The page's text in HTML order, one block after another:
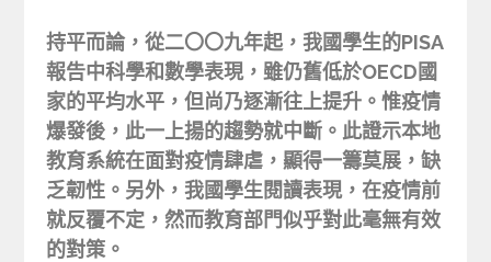
持平而論，從二〇〇九年起，我國學生的PISA
報告中科學和數學表現，雖仍舊低於OECD國
家的平均水平，但尚乃逐漸往上提升。惟疫情
爆發後，此一上揚的趨勢就中斷。此證示本地
教育系統在面對疫情肆虐，顯得一籌莫展，缺
乏韌性。另外，我國學生閱讀表現，在疫情前
就反覆不定，然而教育部門似乎對此毫無有效
的對策。